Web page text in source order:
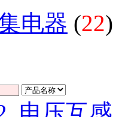
电器 (22)